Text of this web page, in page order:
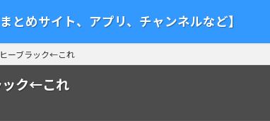
とめサイト、アプリ、チャンネルなど】
ーブラック←これ
ック←これ